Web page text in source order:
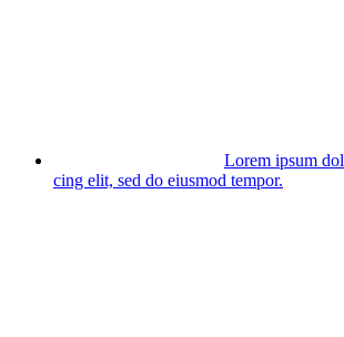
Lorem ipsum
cing elit, sed do eiusmod tempor.